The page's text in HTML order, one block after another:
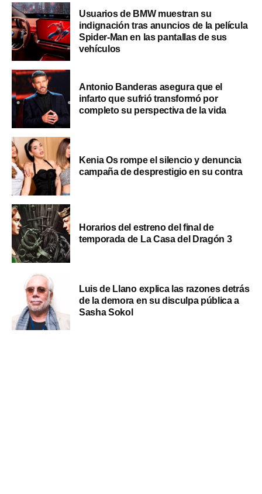
Usuarios de BMW muestran su
indignación tras anuncios de la película
Spider-Man en las pantallas de sus
vehículos
Antonio Banderas asegura que el
infarto que sufrió transformó por
completo su perspectiva de la vida
Kenia Os rompe el silencio y denuncia
campaña de desprestigio en su contra
Horarios del estreno del final de
temporada de La Casa del Dragón 3
Luis de Llano explica las razones detrás
de la demora en su disculpa pública a
Sasha Sokol